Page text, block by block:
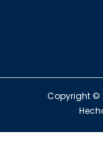
Copyright ©